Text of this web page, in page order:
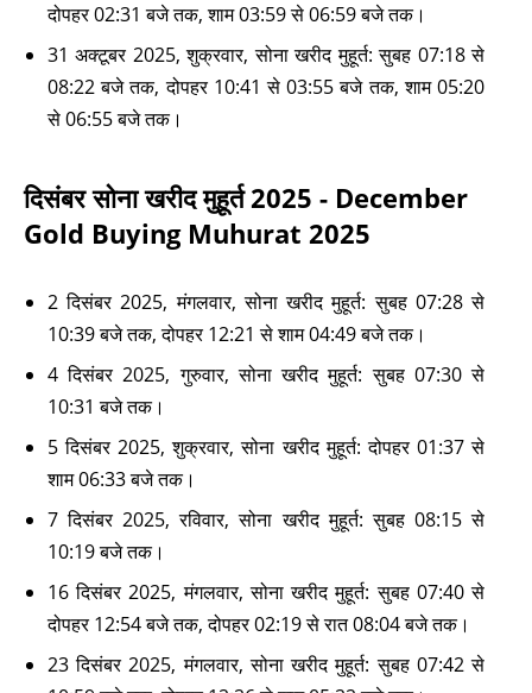
दोपहर 02:31 बजे तक, शाम 03:59 से 06:59 बजे तक।
31 अक्टूबर 2025, शुक्रवार, सोना खरीद मुहूर्त: सुबह 07:18 से
08:22 बजे तक, दोपहर 10:41 से 03:55 बजे तक, शाम 05:20
से 06:55 बजे तक।
दिसंबर सोना खरीद मुहूर्त 2025 - December
Gold Buying Muhurat 2025
2 दिसंबर 2025, मंगलवार, सोना खरीद मुहूर्त: सुबह 07:28 से
10:39 बजे तक, दोपहर 12:21 से शाम 04:49 बजे तक।
4 दिसंबर 2025, गुरुवार, सोना खरीद मुहूर्त: सुबह 07:30 से
10:31 बजे तक।
5 दिसंबर 2025, शुक्रवार, सोना खरीद मुहूर्त: दोपहर 01:37 से
शाम 06:33 बजे तक।
7 दिसंबर 2025, रविवार, सोना खरीद मुहूर्त: सुबह 08:15 से
10:19 बजे तक।
16 दिसंबर 2025, मंगलवार, सोना खरीद मुहूर्त: सुबह 07:40 से
दोपहर 12:54 बजे तक, दोपहर 02:19 से रात 08:04 बजे तक।
23 दिसंबर 2025, मंगलवार, सोना खरीद मुहूर्त: सुबह 07:42 से